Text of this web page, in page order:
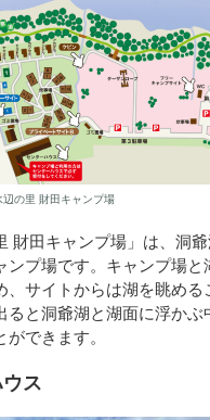
辺の里 財田キャンプ場
財田キャンプ場」は、洞
プ場です。 キャンプ場と
、サイトからは湖を眺める
ると洞爺湖と湖面に浮かぶ
できます。
ス